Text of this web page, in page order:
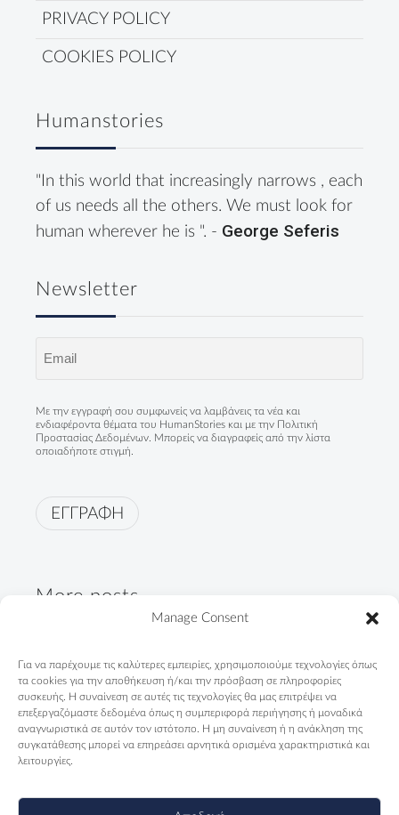
Manage Consent
Για να παρέχουμε τις καλύτερες εμπειρίες, χρησιμοποιούμε τεχνολογίες όπως
τα cookies για την αποθήκευση ή/και την πρόσβαση σε πληροφορίες
συσκευής. Η συναίνεση σε αυτές τις τεχνολογίες θα μας επιτρέψει να
επεξεργαζόμαστε δεδομένα όπως η συμπεριφορά περιήγησης ή μοναδικά
αναγνωριστικά σε αυτόν τον ιστότοπο. Η μη συναίνεση ή η ανάκληση της
συγκατάθεσης μπορεί να επηρεάσει αρνητικά ορισμένα χαρακτηριστικά και
λειτουργίες.
PRIVACY POLICY
COOKIES POLICY
Humanstories
"In this world that increasingly narrows , each
of us needs all the others. We must look for
human wherever he is ". - George Seferis
Newsletter
Με την εγγραφή σου συμφωνείς να λαμβάνεις τα νέα και
ενδιαφέροντα θέματα του HumanStories και με την Πολιτική
Προστασίας Δεδομένων . Μπορείς να διαγραφείς από την λίστα
οποιαδήποτε στιγμή.
ΕΓΓΡΑΦΗ
More posts
Greeks"
09/04/2024
Telendos Primary School is